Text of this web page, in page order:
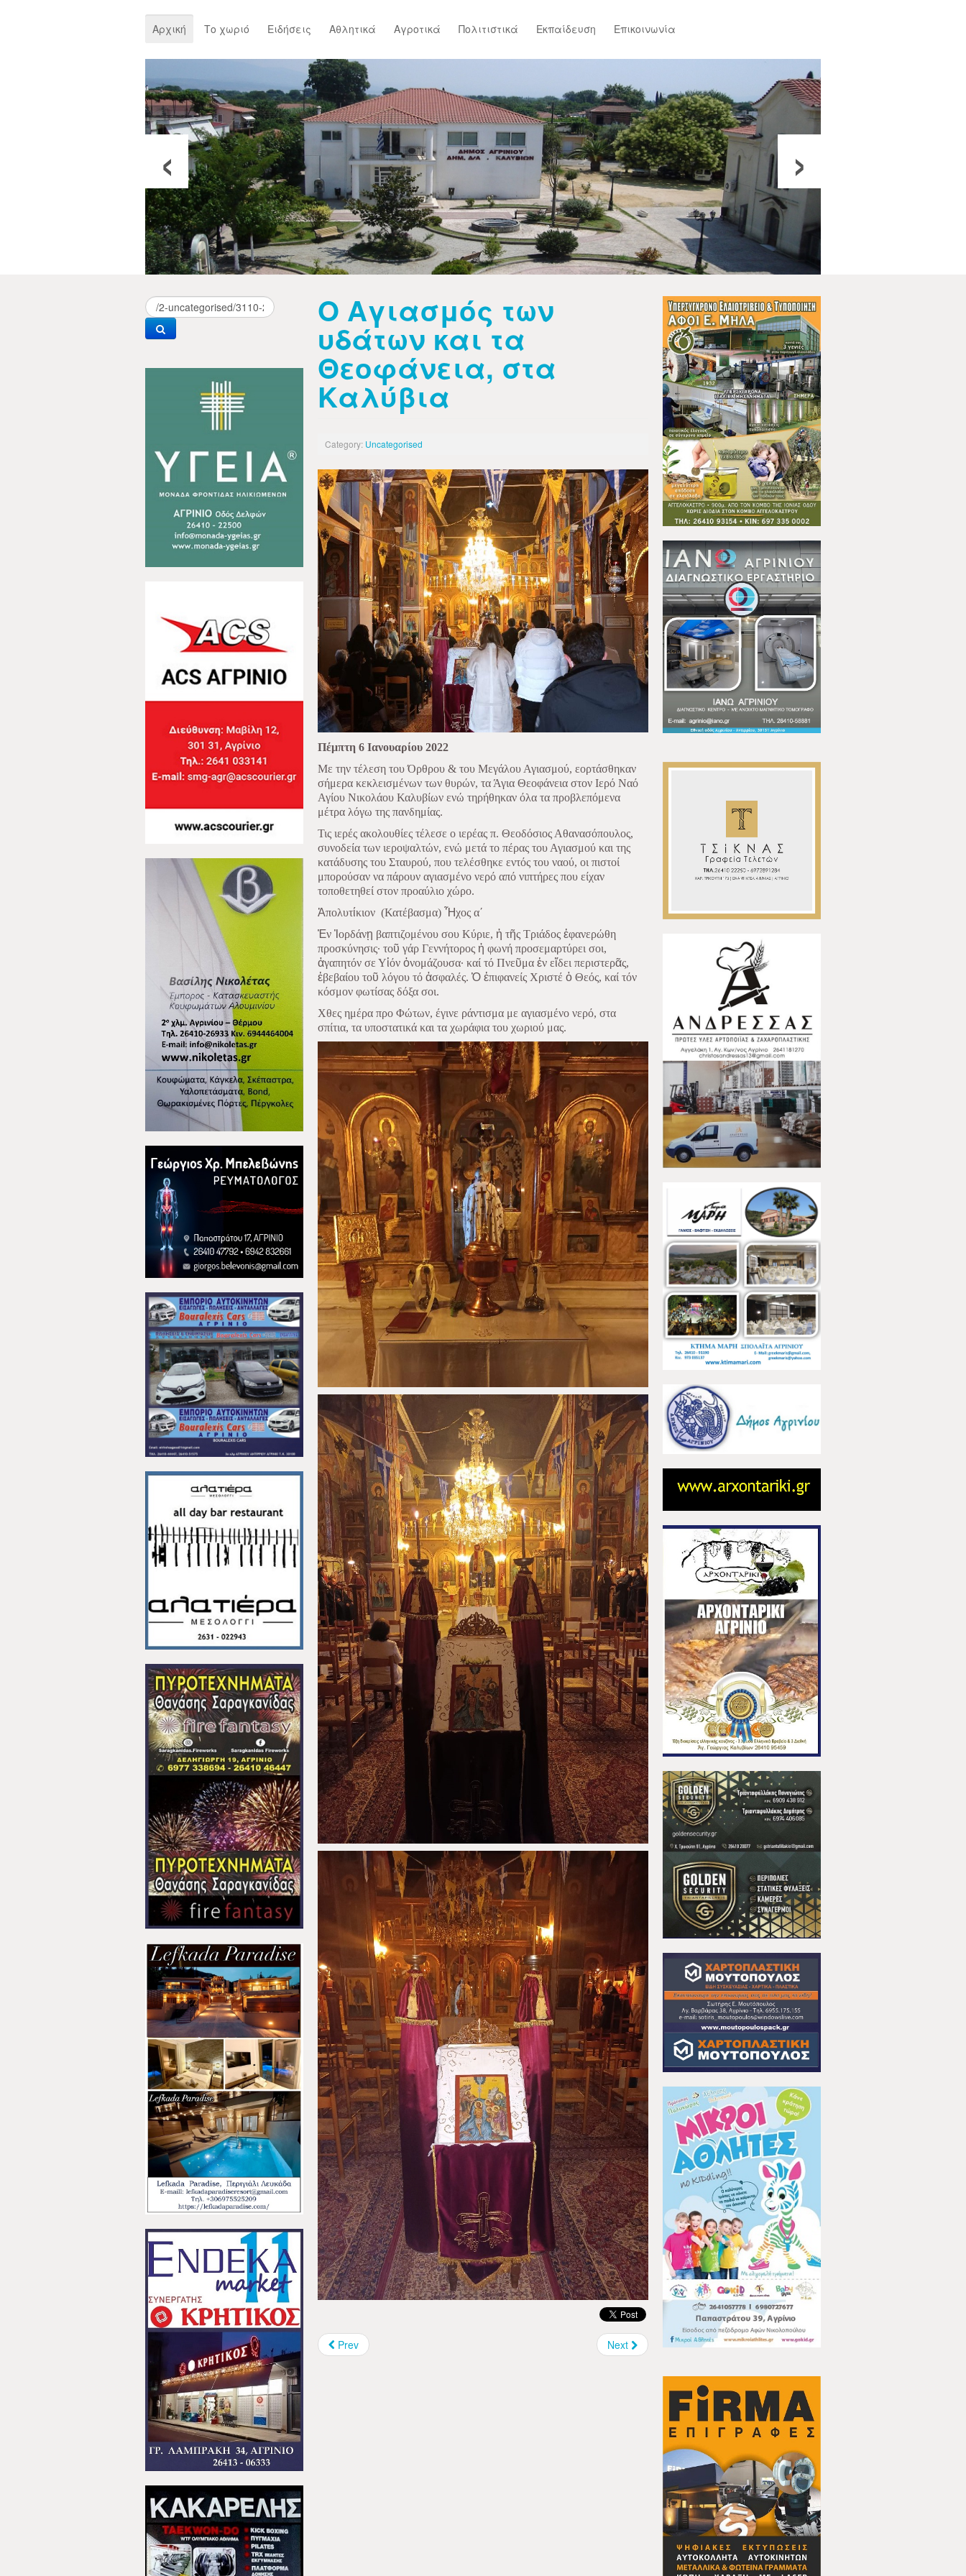
Αρχική Το χωριό Ειδήσεις Αθλητικά Αγροτικά Πολιτιστικά Εκπαίδευση Επικοινωνία
‹ ›
Ο Αγιασμός των
υδάτων και τα
Θεοφάνεια, στα
Καλύβια
Category: Uncategorised
Πέμπτη 6 Ιανουαρίου 2022
Με την τέλεση του Όρθρου & του Μεγάλου Αγιασμού, εορτάσθηκαν
σήμερα κεκλεισμένων των θυρών, τα Άγια Θεοφάνεια στον Ιερό Ναό
Αγίου Νικολάου Καλυβίων ενώ τηρήθηκαν όλα τα προβλεπόμενα
μέτρα λόγω της πανδημίας.
Τις ιερές ακολουθίες τέλεσε ο ιερέας π. Θεοδόσιος Αθανασόπουλος,
συνοδεία των ιεροψαλτών, ενώ μετά το πέρας του Αγιασμού και της
κατάδυσης του Σταυρού, που τελέσθηκε εντός του ναού, οι πιστοί
μπορούσαν να πάρουν αγιασμένο νερό από νιπτήρες που είχαν
τοποθετηθεί στον προαύλιο χώρο.
Ἀπολυτίκιον (Κατέβασμα) Ἦχος α΄
Ἐν Ἰ ορδάνῃ βαπτιζομένου σου Κύριε, ἡ τῆς Τριάδος ἐφανερώθη
προσκύνησις· τοῦ γάρ Γεννήτορος ἡ φωνή προσεμαρτύρει σοι,
ἀγαπητόν σε Υἱόν ὀνομάζουσα· καί τό Πνεῦμα ἐν εἴδει περιστερᾶς,
ἐβεβαίου τοῦ λόγου τό ἀσφαλές. Ὁ ἐπιφανείς Χριστέ ὁ Θεός, καί τόν
κόσμον φωτίσας δόξα σοι.
Χθες ημέρα προ Φώτων, έγινε ράντισμα με αγιασμένο νερό, στα
σπίτια, τα υποστατικά και τα χωράφια του χωριού μας.
Prev Next